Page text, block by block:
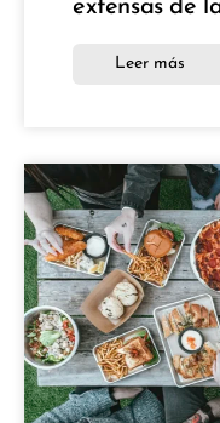
extensas de
Leer más